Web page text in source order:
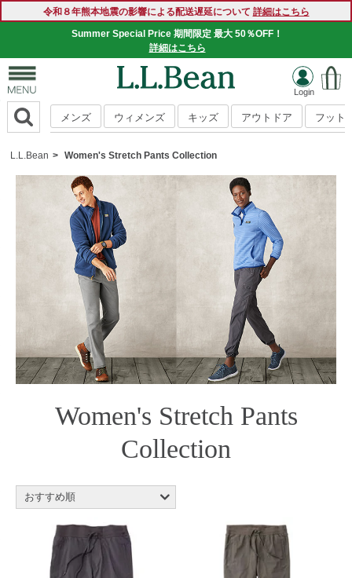
令和８年熊本地震の影響による配送遅延について 詳細はこちら
Summer Special Price 期間限定 最大 50％OFF！
詳細はこちら
メンズ ウィメンズ キッズ アウトドア フット
L.L.Bean Women's Stretch Pants Collection
Women's Stretch Pants
Collection
おすすめ順
商品名順
価格の安い順